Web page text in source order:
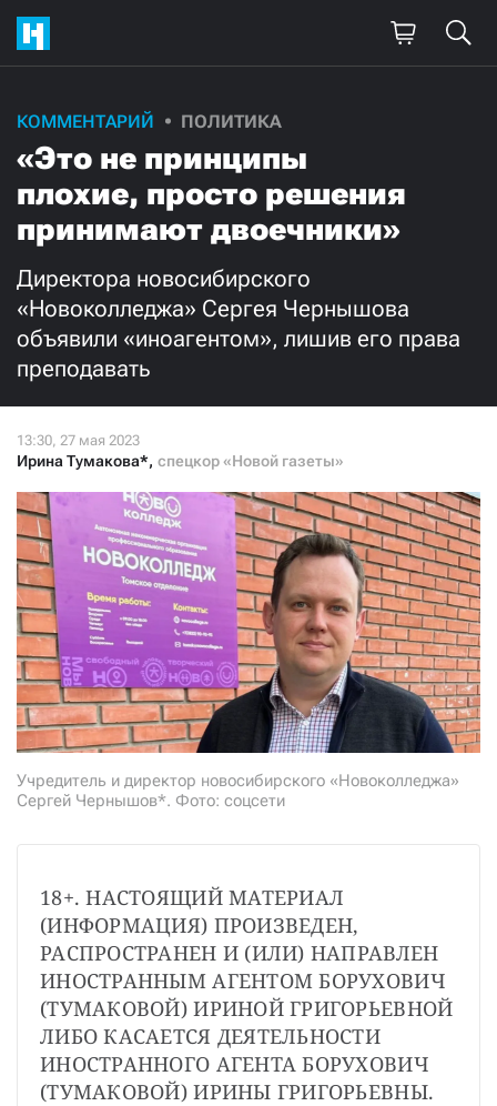
КОММЕНТАРИЙ ПОЛИТИКА
«Это не принципы
плохие, просто решения
принимают двоечники»
Директора новосибирского
«Новоколледжа» Сергея Чернышова
объявили «иноагентом», лишив его права
преподавать
Ирина Тумакова*, спецкор «Новой газеты»
Учредитель и директор новосибирского «Новоколледжа»
Сергей Чернышов*. Фото: соцсети
18+. НАСТОЯЩИЙ МАТЕРИАЛ
(ИНФОРМАЦИЯ) ПРОИЗВЕДЕН,
РАСПРОСТРАНЕН И (ИЛИ) НАПРАВЛЕН
ИНОСТРАННЫМ АГЕНТОМ БОРУХОВИЧ
(ТУМАКОВОЙ) ИРИНОЙ ГРИГОРЬЕВНОЙ
ЛИБО КАСАЕТСЯ ДЕЯТЕЛЬНОСТИ
ИНОСТРАННОГО АГЕНТА БОРУХОВИЧ
(ТУМАКОВОЙ) ИРИНЫ ГРИГОРЬЕВНЫ.
Поддержите
нашу работу!
Ежемесячно Разово
Нажимая кнопку «Стать соучастником»,
я принимаю условия и подтверждаю свое гражданство РФ
СТАТЬ СОУЧАСТНИКОМ
ПОДЕЛИТЬСЯ С ДРУЗЬЯМИ
Если у вас есть вопросы, пишите donate@novayagazeta.ruили
звоните:
+7 (929) 612-03-68